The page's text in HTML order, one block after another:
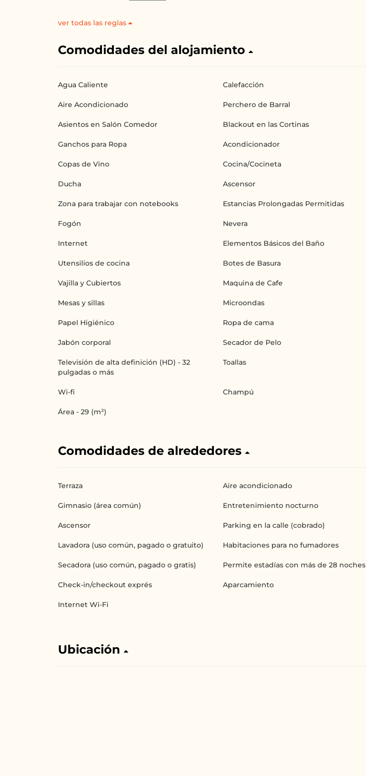
ver todas las reglas
Comodidades del alojamiento
Agua Caliente Calefacción
Aire Acondicionado Perchero de Barral
Asientos en Salón Comedor Blackout en las Cortinas
Ganchos para Ropa Acondicionador
Copas de Vino Cocina/Cocineta
Ducha Ascensor
Zona para trabajar con notebooks Estancias Prolongadas Permitidas
Fogón Nevera
Internet Elementos Básicos del Baño
Utensilios de cocina Botes de Basura
Vajilla y Cubiertos Maquina de Cafe
Mesas y sillas Microondas
Papel Higiénico Ropa de cama
Jabón corporal Secador de Pelo
Televisión de alta definición (HD) - 32
pulgadas o más
Toallas
Wi-fi Champú
Área - 29 (m²)
Comodidades de alrededores
Terraza Aire acondicionado
Gimnasio (área común) Entretenimiento nocturno
Ascensor Parking en la calle (cobrado)
Lavadora (uso común, pagado o gratuito) Habitaciones para no fumadores
Secadora (uso común, pagado o gratis) Permite estadías con más de 28 noches
Check-in/checkout exprés Aparcamiento
Internet Wi-Fi
Ubicación